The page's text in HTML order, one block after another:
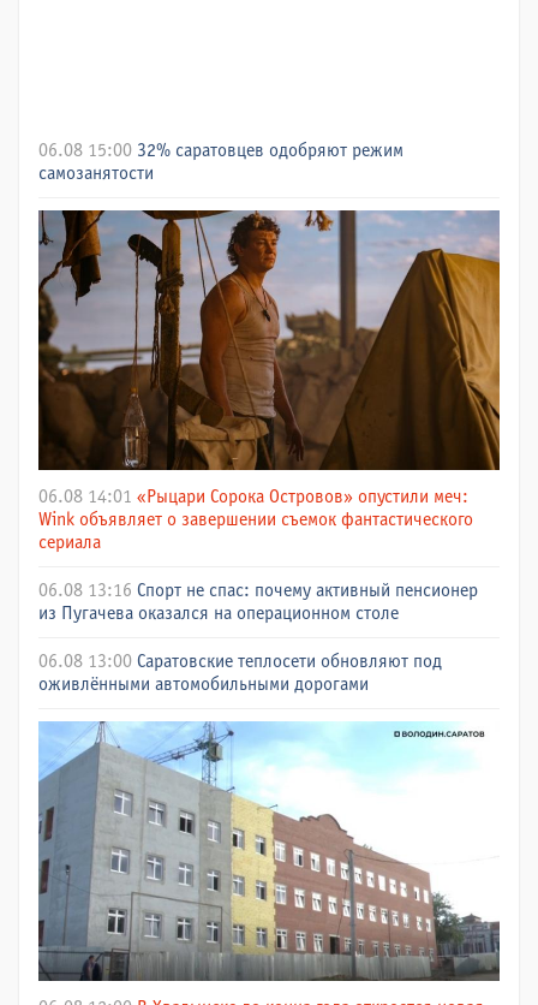
06.08 15:00 32% саратовцев одобряют режим
самозанятости
06.08 14:01 «Рыцари Сорока Островов» опустили меч:
Wink объявляет о завершении съемок фантастического
сериала
06.08 13:16 Спорт не спас: почему активный пенсионер
из Пугачева оказался на операционном столе
06.08 13:00 Саратовские теплосети обновляют под
оживлёнными автомобильными дорогами